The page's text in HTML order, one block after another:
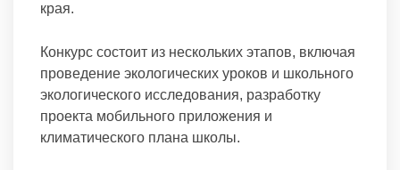
края.
Конкурс состоит из нескольких этапов, включая
проведение экологических уроков и школьного
экологического исследования, разработку
проекта мобильного приложения и
климатического плана школы.